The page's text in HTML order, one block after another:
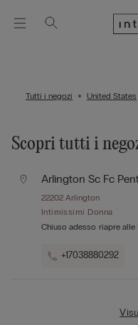
Tutti i negozi United States
Scopri tutti i
Arlington Sc Fc
22202 Arlington
Intimissimi Donna
Chiuso adesso riapre alle
+17038880292